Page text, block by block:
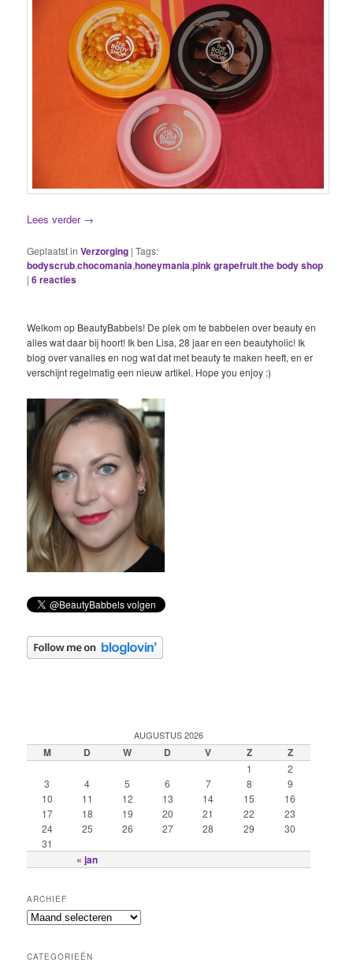
Lees verder →
Geplaatst in Verzorging |Tags:
bodyscrub,chocomania,honeymania,pink grapefruit,the body shop
|6reacties
Welkom op BeautyBabbels! De plek om te babbelen over beauty en
alles wat daar bij hoort! Ik ben Lisa, 28 jaar en een beautyholic! Ik
blog over vanalles en nog wat dat met beauty te maken heeft, en er
verschijnt regelmatig een nieuw artikel. Hope you enjoy :)
AUGUSTUS 2026
M D W D V Z Z
« jan
1
2
3
4 5 6 7 8
9
10
11 12 13 14 15
16
17
18 19 20 21 22
23
24
25 26 27 28 29
30
31
ARCHIEF
CATEGORIEËN